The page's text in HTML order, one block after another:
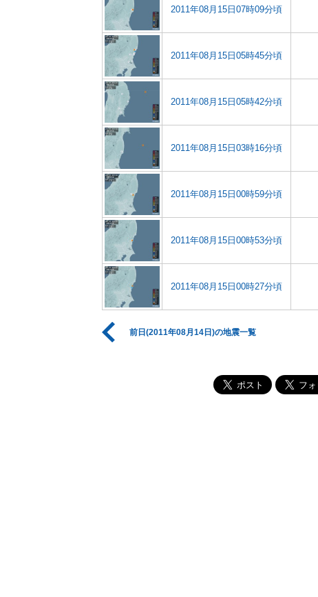
2011年08月15日07時09分頃
2011年08月15日05時45分頃
2011年08月15日05時42分頃
2011年08月15日03時16分頃
2011年08月15日00時59分頃
2011年08月15日00時53分頃
2011年08月15日00時27分頃
前日(2011年08月14日)の地震一覧